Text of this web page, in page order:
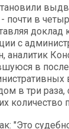
почти в
доклад
с
аналитик
в
в три раза,
"Это